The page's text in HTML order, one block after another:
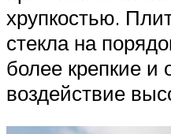
хрупкостью.
стекла на
более крепкие и
воздействие